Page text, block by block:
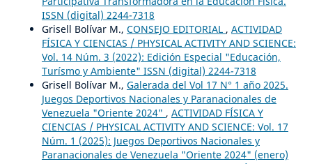
ISSN (digital) 2244-7318
Grisell Bolívar M., CONSEJO EDITORIAL , ACTIVIDAD
FÍSICA Y CIENCIAS / PHYSICAL ACTIVITY AND SCIENCE:
Vol. 14 Núm. 3 (2022): Edición Especial "Educación,
Turísmo y Ambiente" ISSN (digital) 2244-7318
Grisell Bolívar M., Galerada del Vol 17 N° 1 año 2025.
Juegos Deportivos Nacionales y Paranacionales de
Venezuela "Oriente 2024" , ACTIVIDAD FÍSICA Y
CIENCIAS / PHYSICAL ACTIVITY AND SCIENCE: Vol. 17
Núm. 1 (2025): Juegos Deportivos Nacionales y
Paranacionales de Venezuela "Oriente 2024" (enero)